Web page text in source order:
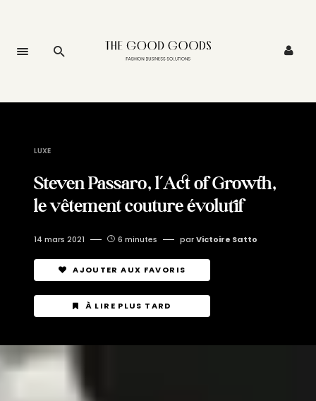
LUXE
Steven Passaro, l’Act of Growth,
le vêtement couture évolutif
14 mars 2021 6 minutes parVictoire Satto
AJOUTER AUX FAVORIS
À LIRE PLUS TARD